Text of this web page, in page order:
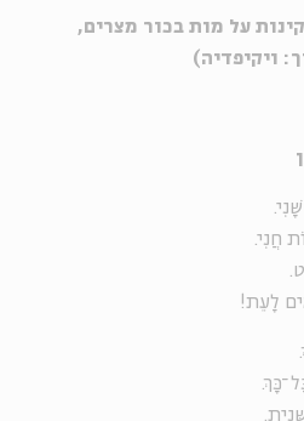
בכור מצרים,
ויקיפדיה)
חֲנִי.
לָעֵת!